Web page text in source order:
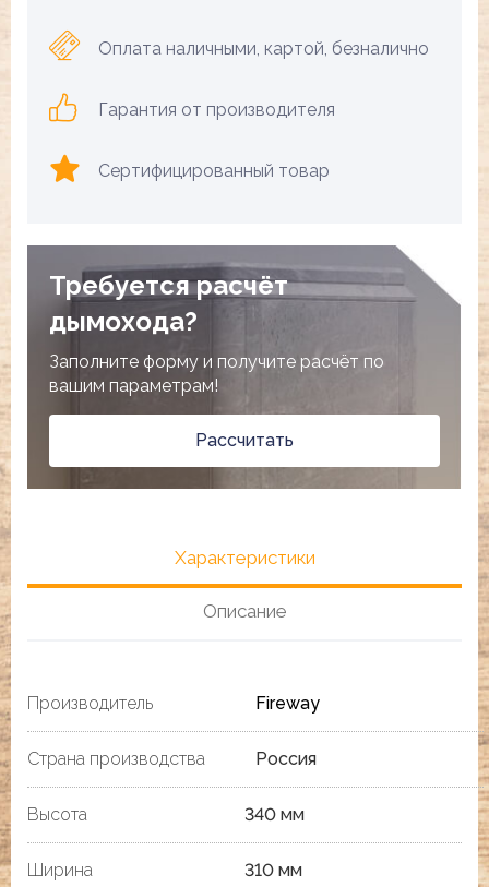
Оплата наличными, картой, безналично
Гарантия от производителя
Сертифицированный товар
Требуется расчёт
дымохода?
Заполните форму и получите расчёт по
вашим параметрам!
Рассчитать
Характеристики
Описание
Производитель Fireway
Страна производства Россия
Высота 340 мм
Ширина 310 мм